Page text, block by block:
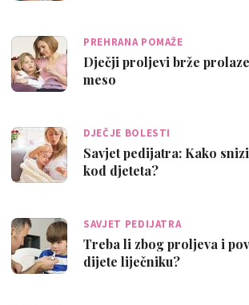
PREHRANA POMAŽE
Dječji proljevi brže
meso
DJEČJE BOLESTI
Savjet pedijatra: Kako
kod djeteta?
SAVJET PEDIJATRA
Treba li zbog proljeva i
dijete liječniku?